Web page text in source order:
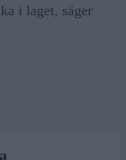
i laget, säger